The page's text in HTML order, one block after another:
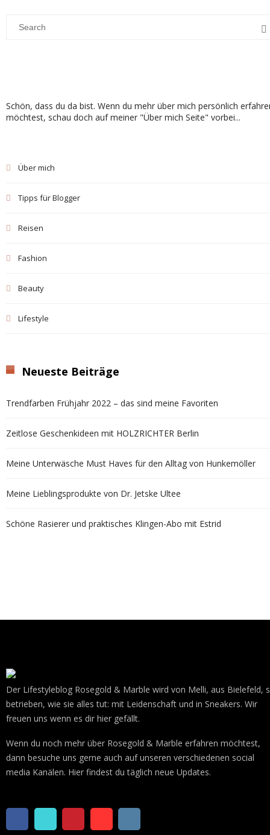
Schön, dass du da bist. Wenn du mehr über mich persönlich
möchtest, schau doch auf meiner "Über mich Seite" vorbei...
Über mich
Tipps für Blogger
Reisen
Fashion
Beauty
Lifestyle
Neueste Beiträge
Trendfarben Frühjahr 2022 – das sind meine Favoriten
Zeitlose Geschenkideen mit HOLZRICHTER Berlin
Meine Unterwäsche Must Haves für den Alltag von Hunkemöller
Meine Lieblingsprodukte von Dr. Jetske Ultee
Schöne Rasierer und praktisches Klingen-Abo mit Estrid
Der Lifestyleblog Rosegold & Marble wird von Melli, aus Bielefeld,
betrieben, wie sie alles tut: mit Leidenschaft und in Sneakers. Wir
freuen uns wenn es dir hier gefällt.
Wenn du noch mehr über Rosegold & Marble erfahren möchtest,
dann besuche uns gerne auch auf unseren verschiedenen social
media Kanälen. Hier findest du täglich neue Updates.